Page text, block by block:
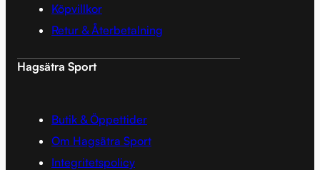
Köpvillkor
Retur & Återbetalning
Hagsätra Sport
Butik & Öppettider
Om Hagsätra Sport
Integritetspolicy